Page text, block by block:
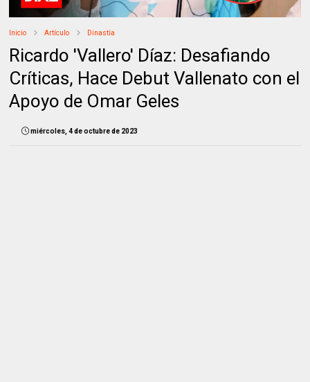
Inicio Artículo Dinastía
Ricardo 'Vallero' Díaz: Desafiando
Críticas, Hace Debut Vallenato con el
Apoyo de Omar Geles
miércoles, 4 de octubre de 2023